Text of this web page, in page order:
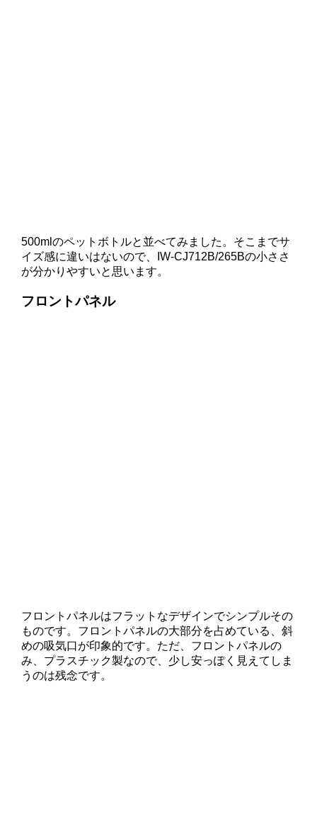
500mlのペットボトルと並べてみました。そこまでサ
イズ感に違いはないので、IW-CJ712B/265Bの小ささ
が分かりやすいと思います。
フロントパネル
フロントパネルはフラットなデザインでシンプルその
ものです。フロントパネルの大部分を占めている、斜
めの吸気口が印象的です。ただ、フロントパネルの
み、プラスチック製なので、少し安っぽく見えてしま
うのは残念です。